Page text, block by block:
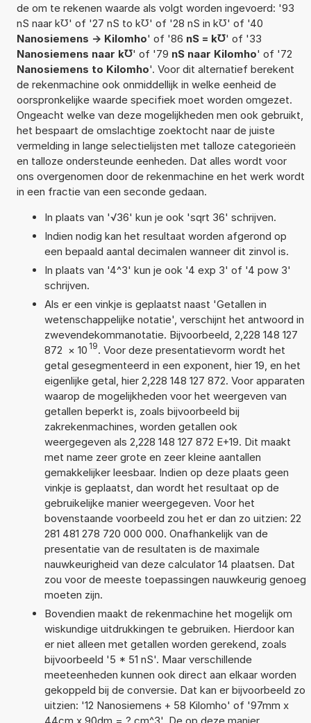
de om te rekenen waarde als volgt worden ingevoerd: '93
nS naar k℧' of '27 nS to k℧' of '28 nS in k℧' of '40
Nanosiemens -> Kilomho' of '86 nS = k℧' of '33
Nanosiemens naar k℧' of '79 nS naar Kilomho' of '72
Nanosiemens to Kilomho'. Voor dit alternatief berekent
de rekenmachine ook onmiddellijk in welke eenheid de
oorspronkelijke waarde specifiek moet worden omgezet.
Ongeacht welke van deze mogelijkheden men ook gebruikt,
het bespaart de omslachtige zoektocht naar de juiste
vermelding in lange selectielijsten met talloze categorieën
en talloze ondersteunde eenheden. Dat alles wordt voor
ons overgenomen door de rekenmachine en het werk wordt
in een fractie van een seconde gedaan.
In plaats van '√36' kun je ook 'sqrt 36' schrijven.
Indien nodig kan het resultaat worden afgerond op
een bepaald aantal decimalen wanneer dit zinvol is.
In plaats van '4^3' kun je ook '4 exp 3' of '4 pow 3'
schrijven.
Als er een vinkje is geplaatst naast 'Getallen in
wetenschappelijke notatie', verschijnt het antwoord in
zwevendekommanotatie. Bijvoorbeeld, 2,228 148 127
872 × 10 19. Voor deze presentatievorm wordt het
getal gesegmenteerd in een exponent, hier 19, en het
eigenlijke getal, hier 2,228 148 127 872. Voor apparaten
waarop de mogelijkheden voor het weergeven van
getallen beperkt is, zoals bijvoorbeeld bij
zakrekenmachines, worden getallen ook
weergegeven als 2,228 148 127 872 E+19. Dit maakt
met name zeer grote en zeer kleine aantallen
gemakkelijker leesbaar. Indien op deze plaats geen
vinkje is geplaatst, dan wordt het resultaat op de
gebruikelijke manier weergegeven. Voor het
bovenstaande voorbeeld zou het er dan zo uitzien: 22
281 481 278 720 000 000. Onafhankelijk van de
presentatie van de resultaten is de maximale
nauwkeurigheid van deze calculator 14 plaatsen. Dat
zou voor de meeste toepassingen nauwkeurig genoeg
moeten zijn.
Bovendien maakt de rekenmachine het mogelijk om
wiskundige uitdrukkingen te gebruiken. Hierdoor kan
er niet alleen met getallen worden gerekend, zoals
bijvoorbeeld '5 * 51 nS'. Maar verschillende
meeteenheden kunnen ook direct aan elkaar worden
gekoppeld bij de conversie. Dat kan er bijvoorbeeld zo
uitzien: '12 Nanosiemens + 58 Kilomho' of '97mm x
44cm x 90dm = ? cm^3'. De op deze manier